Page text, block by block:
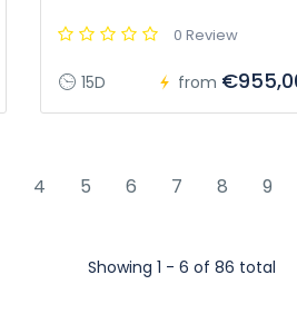
0 Review
15D from
4 5 6 7 8 9
Showing 1 - 6 of 86 total